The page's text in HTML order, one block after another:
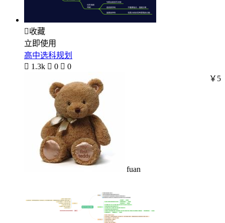
收藏
立即使用
高中选科规划
 1.3k  0  0
fuan
￥5